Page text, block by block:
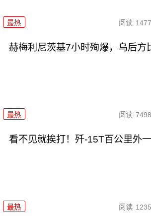
最热 阅读
赫梅利尼茨基7小时殉爆，乌后方
最热 阅读 7498
看不见就挨打！歼-15T百公里外
最热 阅读